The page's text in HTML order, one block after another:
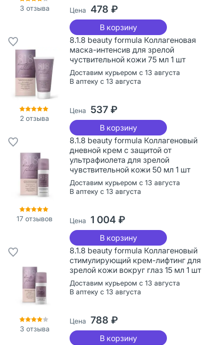
3 отзыва Цена 478 ₽
В корзину
2 отзыва
8.1.8 beauty formula Коллагеновая
маска-интенсив для зрелой
чуствительной кожи 75 мл 1 шт
Доставим курьером с 13 августа
В аптеку с 13 августа
Цена 537 ₽
В корзину
17 отзывов
8.1.8 beauty formula Коллагеновый
дневной крем с защитой от
ультрафиолета для зрелой
чувствительной кожи 50 мл 1 шт
Доставим курьером с 13 августа
В аптеку с 13 августа
Цена 1 004 ₽
В корзину
3 отзыва
8.1.8 beauty formula Коллагеновый
стимулирующий крем-лифтинг для
зрелой кожи вокруг глаз 15 мл 1 шт
Доставим курьером с 13 августа
В аптеку с 13 августа
Цена 788 ₽
В корзину